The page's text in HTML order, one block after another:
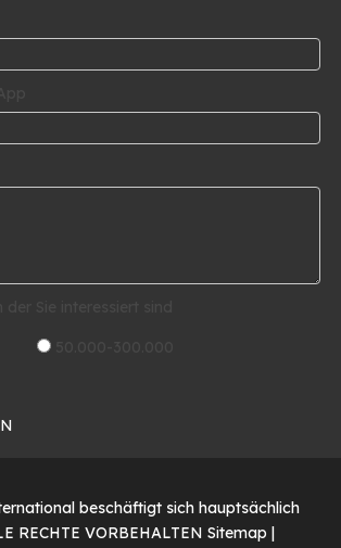
beschäftigt sich hauptsächlich
RECHTE VORBEHALTEN Sitemap |